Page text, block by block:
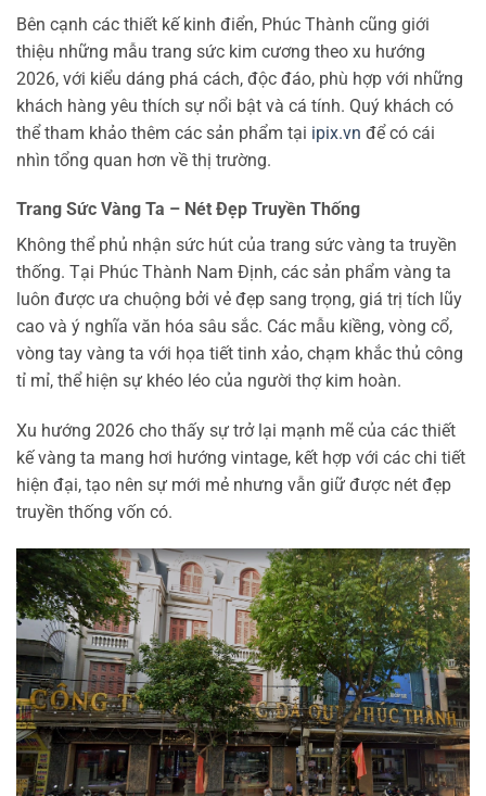
Bên cạnh các thiết kế kinh điển, Phúc Thành cũng giới
thiệu những mẫu trang sức kim cương theo xu hướng
2026, với kiểu dáng phá cách, độc đáo, phù hợp với những
khách hàng yêu thích sự nổi bật và cá tính. Quý khách có
thể tham khảo thêm các sản phẩm tại ipix.vn để có cái
nhìn tổng quan hơn về thị trường.
Trang Sức Vàng Ta – Nét Đẹp Truyền Thống
Không thể phủ nhận sức hút của trang sức vàng ta truyền
thống. Tại Phúc Thành Nam Định, các sản phẩm vàng ta
luôn được ưa chuộng bởi vẻ đẹp sang trọng, giá trị tích lũy
cao và ý nghĩa văn hóa sâu sắc. Các mẫu kiềng, vòng cổ,
vòng tay vàng ta với họa tiết tinh xảo, chạm khắc thủ công
tỉ mỉ, thể hiện sự khéo léo của người thợ kim hoàn.
Xu hướng 2026 cho thấy sự trở lại mạnh mẽ của các thiết
kế vàng ta mang hơi hướng vintage, kết hợp với các chi tiết
hiện đại, tạo nên sự mới mẻ nhưng vẫn giữ được nét đẹp
truyền thống vốn có.